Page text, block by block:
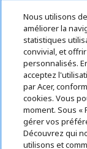
Livraison
gratuite
© 2026 Acer Inc.
CPYou BV est le
services
Nous utilisons
améliorer la
statistiques
convivial, et
personnalisés.
acceptez
par Acer,
cookies. Vous
moment. Sous «
gérer vos
Découvrez qui
utilisons et